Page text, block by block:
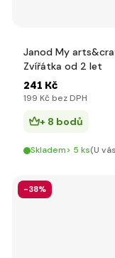
Janod My
Zvířátka od 2 let
241 Kč
199 Kč bez DPH
+ 8 bodů
Skladem> 5 ks(U
-38%